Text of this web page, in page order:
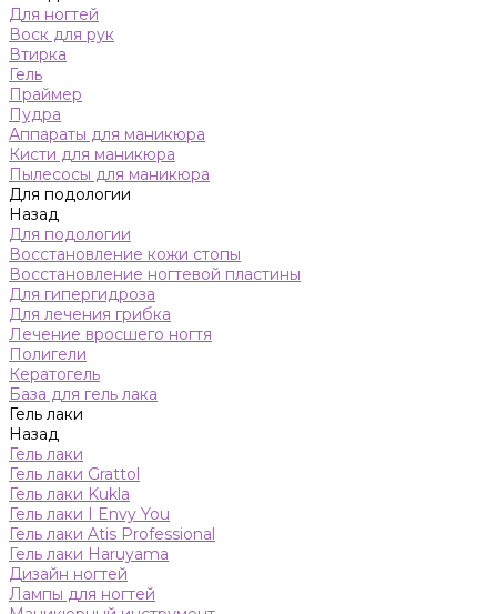
Для ногтей
Воск для рук
Втирка
Гель
Праймер
Пудра
Аппараты для маникюра
Кисти для маникюра
Пылесосы для маникюра
Для подологии
Назад
Для подологии
Восстановление кожи стопы
Восстановление ногтевой пластины
Для гипергидроза
Для лечения грибка
Лечение вросшего ногтя
Полигели
Кератогель
База для гель лака
Гель лаки
Назад
Гель лаки
Гель лаки Grattol
Гель лаки Kukla
Гель лаки I Envy You
Гель лаки Atis Professional
Гель лаки Haruyama
Дизайн ногтей
Лампы для ногтей